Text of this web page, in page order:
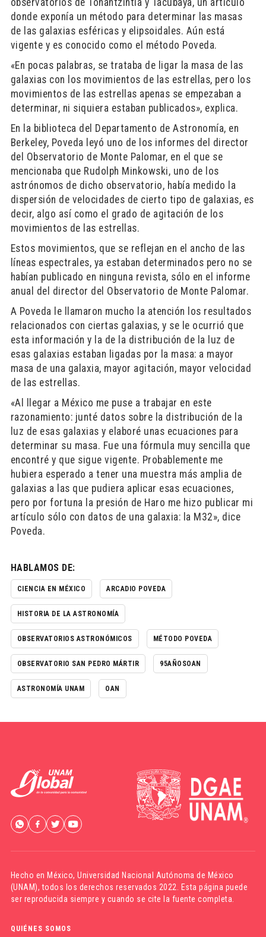
donde exponía un método para determinar las masas
de las galaxias esféricas y elipsoidales. Aún está
vigente y es conocido como el método Poveda.
«En pocas palabras, se trataba de ligar la masa de las
galaxias con los movimientos de las estrellas, pero los
movimientos de las estrellas apenas se empezaban a
determinar, ni siquiera estaban publicados», explica.
En la biblioteca del Departamento de Astronomía, en
Berkeley, Poveda leyó uno de los informes del director
del Observatorio de Monte Palomar, en el que se
mencionaba que Rudolph Minkowski, uno de los
astrónomos de dicho observatorio, había medido la
dispersión de velocidades de cierto tipo de galaxias, es
decir, algo así como el grado de agitación de los
movimientos de las estrellas.
Estos movimientos, que se reflejan en el ancho de las
líneas espectrales, ya estaban determinados pero no se
habían publicado en ninguna revista, sólo en el informe
anual del director del Observatorio de Monte Palomar.
A Poveda le llamaron mucho la atención los resultados
relacionados con ciertas galaxias, y se le ocurrió que
esta información y la de la distribución de la luz de
esas galaxias estaban ligadas por la masa: a mayor
masa de una galaxia, mayor agitación, mayor velocidad
de las estrellas.
«Al llegar a México me puse a trabajar en este
razonamiento: junté datos sobre la distribución de la
luz de esas galaxias y elaboré unas ecuaciones para
determinar su masa. Fue una fórmula muy sencilla que
encontré y que sigue vigente. Probablemente me
hubiera esperado a tener una muestra más amplia de
galaxias a las que pudiera aplicar esas ecuaciones,
pero por fortuna la presión de Haro me hizo publicar mi
artículo sólo con datos de una galaxia: la M32», dice
Poveda.
HABLAMOS DE:
CIENCIA EN MÉXICO ARCADIO POVEDA
HISTORIA DE LA ASTRONOMÍA
OBSERVATORIOS ASTRONÓMICOS MÉTODO POVEDA
OBSERVATORIO SAN PEDRO MÁRTIR 95AÑOSOAN
ASTRONOMÍA UNAM OAN
Hecho en México,Universidad Nacional Autónoma de México
(UNAM), todos los derechos reservados 2022. Esta página puede
ser reproducida siempre y cuando se cite la fuente completa.
QUIÉNES SOMOS